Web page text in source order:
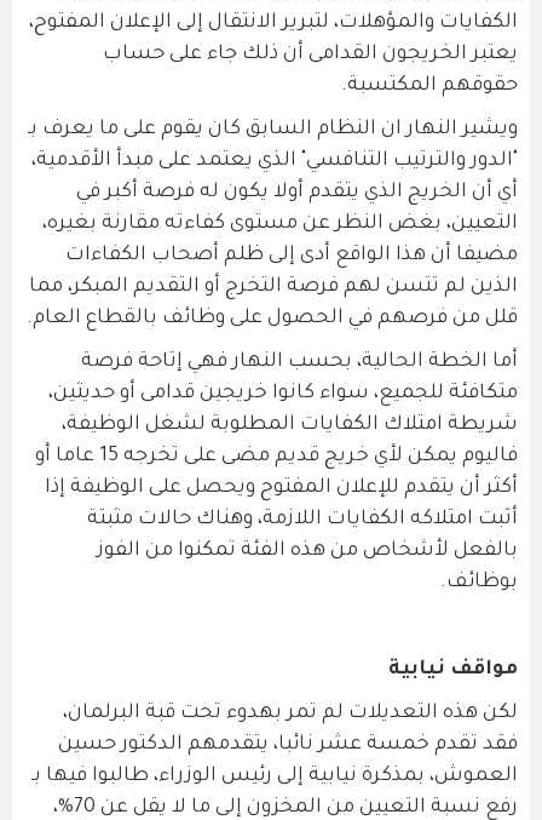
الكفايات والمؤهلات، لتبرير الانتقال إلى الإعلان المفتوح،
يعتبر الخريجون القدامى أن ذلك جاء على حساب
حقوقهم المكتسبة.
ويشير النهار ان النظام السابق كان يقوم على ما يعرف بـ
"الدور والترتيب التنافسي" الذي يعتمد على مبدأ الأقدمية،
أي أن الخريج الذي يتقدم أولا يكون له فرصة أكبر في
التعيين، بغض النظر عن مستوى كفاءته مقارنة بغيره،
مضيفا أن هذا الواقع أدى إلى ظلم أصحاب الكفاءات
الذين لم تتسن لهم فرصة التخرج أو التقديم المبكر، مما
قلل من فرصهم في الحصول على وظائف بالقطاع العام.
أما الخطة الحالية، بحسب النهار فهي إتاحة فرصة
متكافئة للجميع، سواء كانوا خريجين قدامى أو حديثين،
شريطة امتلاك الكفايات المطلوبة لشغل الوظيفة،
فاليوم يمكن لأي خريج قديم مضى على تخرجه 15 عاما أو
أكثر أن يتقدم للإعلان المفتوح ويحصل على الوظيفة إذا
أثبت امتلاكه الكفايات اللازمة، وهناك حالات مثبتة
بالفعل لأشخاص من هذه الفئة تمكنوا من الفوز
بوظائف.
مواقف نيابية
لكن هذه التعديلات لم تمر بهدوء تحت قبة البرلمان،
فقد تقدم خمسة عشر نائبا، يتقدمهم الدكتور حسين
العموش، بمذكرة نيابية إلى رئيس الوزراء، طالبوا فيها بـ
رفع نسبة التعيين من المخزون إلى ما لا يقل عن 70%،